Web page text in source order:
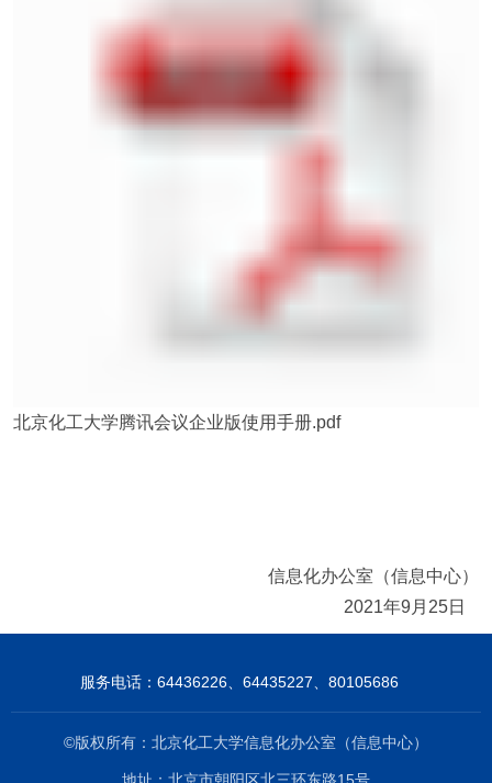
北京化工大学腾讯会议企业版使用手册.pdf
信息化办公室（信息中心）
2021年9 月 25日
服务电话：64436226、64435227、80105686
©版权所有：北京化工大学信息化办公室（信息中心）